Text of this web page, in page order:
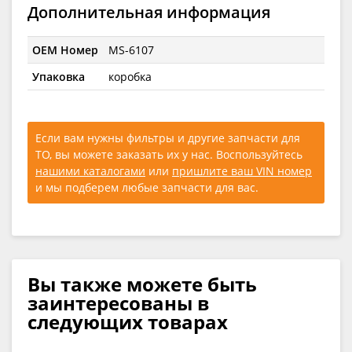
Дополнительная информация
OEM Номер
MS-6107
Упаковка
коробка
Если вам нужны фильтры и другие запчасти для
ТО, вы можете заказать их у нас. Воспользуйтесь
нашими каталогами или пришлите ваш VIN номер
и мы подберем любые запчасти для вас.
Вы также можете быть
заинтересованы в
следующих товарах